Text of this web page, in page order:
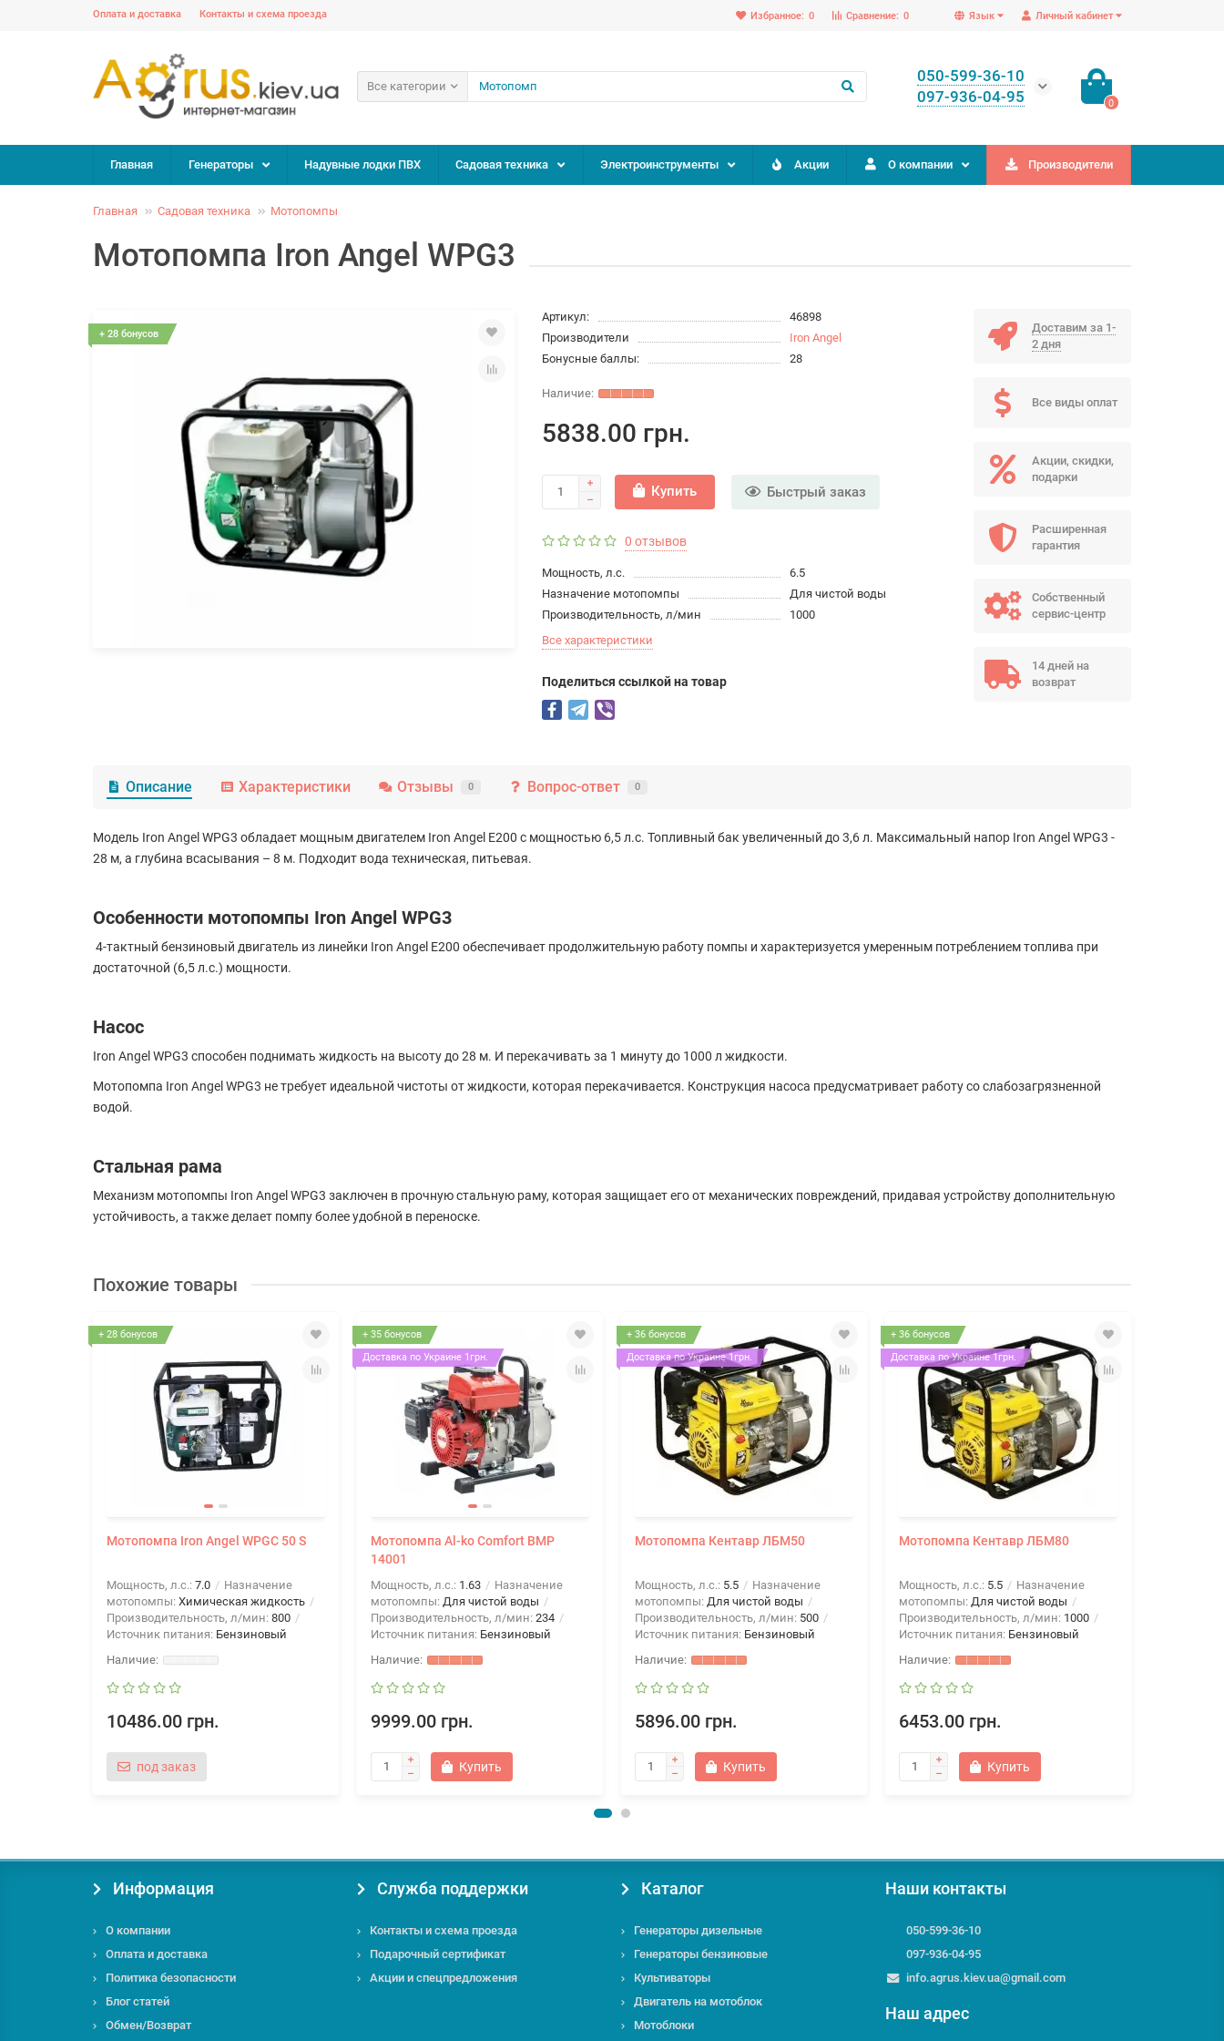
Личный кабинет
Язык
Сравнение: 0
Избранное: 0
Оплата и доставка Контакты и схема проезда
Все категории
050-599-36-10
097-936-04-95
0
Главная Генераторы Надувные лодки ПВХ Садовая техника Электроинструменты Акции О компании Производители
Главная Садовая техника Мотопомпы
Мотопомпа Iron Angel WPG3
+ 28 бонусов
Артикул:
46898
Производители
Iron Angel
Бонусные баллы:
28
5838.00 грн.
Купить Быстрый заказ
0 отзывов
Мощность, л.с.
6.5
Назначение мотопомпы
Для чистой воды
Производительность, л/мин
1000
Все характеристики
Поделиться ссылкой на товар
Доставим за 1-
2 дня
Все виды оплат
Акции, скидки,
подарки
Расширенная
гарантия
Собственный
сервис-центр
14 дней на
возврат
Описание Характеристики Отзывы 0 Вопрос-ответ 0
Модель Iron Angel WPG3 обладает мощным двигателем Iron Angel Е200 с мощностью 6,5 л.с. Топливный бак увеличенный до 3,6 л. Максимальный напор Iron Angel WPG3 -
28 м, а глубина всасывания – 8 м. Подходит вода техническая, питьевая.
Особенности мотопомпы Iron Angel WPG3
4-тактный бензиновый двигатель из линейки Iron Angel E200 обеспечивает продолжительную работу помпы и характеризуется умеренным потреблением топлива при
достаточной (6,5 л.с.) мощности.
Насос
Iron Angel WPG3 способен поднимать жидкость на высоту до 28 м. И перекачивать за 1 минуту до 1000 л жидкости.
Мотопомпа Iron Angel WPG3 не требует идеальной чистоты от жидкости, которая перекачивается. Конструкция насоса предусматривает работу cо слабозагрязненной
водой.
Стальная рама
Механизм мотопомпы Iron Angel WPG3 заключен в прочную стальную раму, которая защищает его от механических повреждений, придавая устройству дополнительную
устойчивость, а также делает помпу более удобной в переноске.
Похожие товары
+ 28 бонусов
Мотопомпа Iron Angel WPGC 50 S
Мощность, л.с.: 7.0
Назначение
мотопомпы: Химическая жидкость
Производительность, л/мин: 800
Источник питания: Бензиновый
10486.00 грн.
под заказ
+ 35 бонусов
Доставка по Украине 1грн.
Мотопомпа Al-ko Comfort BMP
14001
Мощность, л.с.: 1.63
Назначение
мотопомпы: Для чистой воды
Производительность, л/мин: 234
Источник питания: Бензиновый
9999.00 грн.
Купить
+ 36 бонусов
Доставка по Украине 1грн.
Мотопомпа Кентавр ЛБМ50
Мощность, л.с.: 5.5
Назначение
мотопомпы: Для чистой воды
Производительность, л/мин: 500
Источник питания: Бензиновый
5896.00 грн.
Купить
+ 36 бонусов
Доставка по Украине 1грн.
Мотопомпа Кентавр ЛБМ80
Мощность, л.с.: 5.5
Назначение
мотопомпы: Для чистой воды
Производительность, л/мин: 1000
Источник питания: Бензиновый
6453.00 грн.
Купить
Информация
О компании
Оплата и доставка
Политика безопасности
Блог статей
Обмен/Возврат
Служба поддержки
Контакты и схема проезда
Подарочный сертификат
Акции и спецпредложения
Каталог
Генераторы дизельные
Генераторы бензиновые
Культиваторы
Двигатель на мотоблок
Мотоблоки
Наши контакты
050-599-36-10
097-936-04-95
info.agrus.kiev.ua@gmail.com
Наш адрес